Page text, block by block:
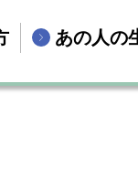
あの人の